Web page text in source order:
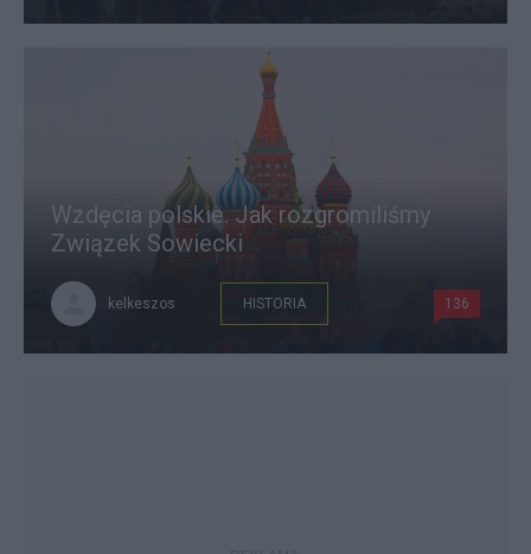
Wzdęcia polskie. Jak rozgromiliśmy
Związek Sowiecki
kelkeszos HISTORIA 136